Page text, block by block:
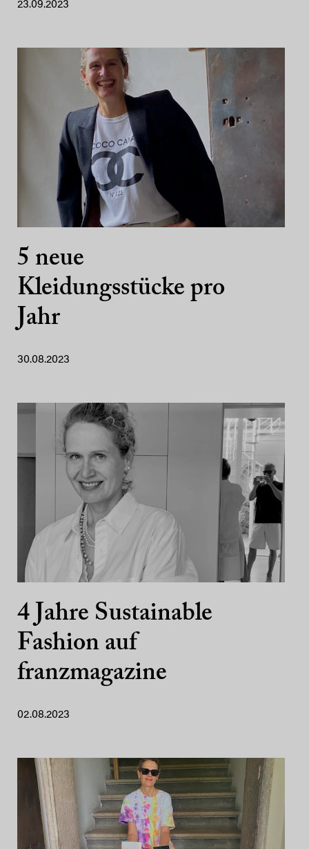
23.09.2023
5 neue
Kleidungsstücke pro
Jahr
30.08.2023
4 Jahre Sustainable
Fashion auf
franzmagazine
02.08.2023